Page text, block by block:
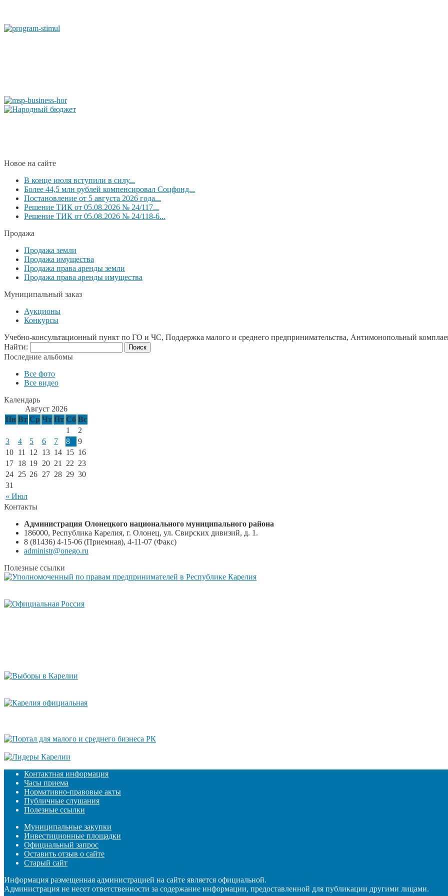
Новое на сайте
В конце июля вступили в силу...
Более 44,5 млн рублей компенсировал Соцфонд...
Постановление от 5 августа 2026 года...
Решение ТИК от 05.08.2026 № 24/117...
Решение ТИК от 05.08.2026 № 24/118-6...
Продажа
Продажа земли
Продажа имущества
Продажа права аренды земли
Продажа права аренды имущества
Муниципальный заказ
Аукционы
Конкурсы
Учебно-консультационный пункт по ГО и ЧС, Поддержка малого и среднего предпринимательства, Антимонопольный
Найти:
Последние альбомы
Все фото
Все видео
Календарь
Август 2026
Пн Вт Ср Чт Пт Сб Вс
« Июл
1
2
3
4 5 6 7 8
9
10 11 12 13 14 15 16
17 18 19 20 21 22 23
24 25 26 27 28 29 30
31
Контакты
Администрация Олонецкого национального муниципального района
186000, Республика Карелия, г. Олонец, ул. Свирских дивизий, д. 1.
8 (81436) 4-15-06 (Приемная), 4-11-07 (Факс)
administr@onego.ru
Полезные ссылки
Контактная информация
Часы приема
Нормативно-правовые акты
Публичные слушания
Полезные ссылки
Муниципальные закупки
Инвестиционные площадки
Официальный запрос
Оставить отзыв о сайте
Старый сайт
Информация размещенная администрацией на сайте является официальной.
Администрация не несет ответственности за содержание информации, предоставленной для публикации другими лицами.